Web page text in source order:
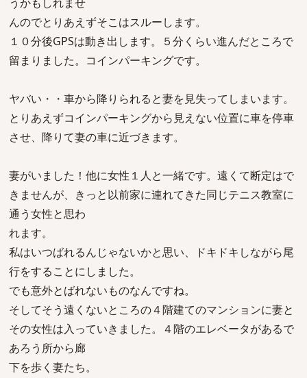
んのでとりあえずそこはスルーします。
１０分後GPSは動き出します。５分くらい進んだところで
留まりました。コインパーキングです。
ヤバい・・車から降りられると妻を見失ってしまいます。
とりあえずコインパーキングから見えない位置に車を停車
させ、降りて妻の車に近づきます。
妻がいました！他に女性１人と一緒です。遠くて断定はで
きませんが、きっと以前家に連れてきた同じテニス教室に
通う女性と思わ
れます。
私はいつばれるんじゃないかと思い、ドキドキしながら尾
行をすることにしました。
でも意外とばれないものなんですね。
そしてそう遠くないところの４階建てのマンションに妻と
その女性は入っていきました。４階のエレベータがあるで
あろう所から廊
下を歩く妻たち。